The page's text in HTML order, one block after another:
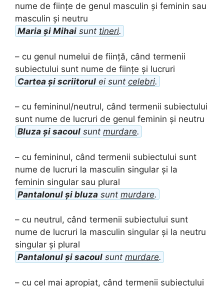
nume de ființe de genul masculin și feminin sau
masculin și neutru
Maria și Mihai sunt tineri.
– cu genul numelui de ființă, când termenii
subiectului sunt nume de ființe și lucruri
Cartea și scriitorul ei sunt celebri.
– cu femininul/neutrul, când termenii subiectului
sunt nume de lucruri de genul feminin și neutru
Bluza și sacoul sunt murdare.
– cu femininul, când termenii subiectului sunt
nume de lucruri la masculin singular și la
feminin singular sau plural
Pantalonul și bluza sunt murdare.
– cu neutrul, când termenii subiectului sunt
nume de lucruri la masculin singular și la neutru
singular și plural
Pantalonul și sacoul sunt murdare.
– cu cel mai apropiat, când termenii subiectului